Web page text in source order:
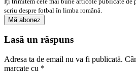
scriu despre fotbal în limba română.
Lasă un răspuns
Adresa ta de email nu va fi publicată.
marcate cu *